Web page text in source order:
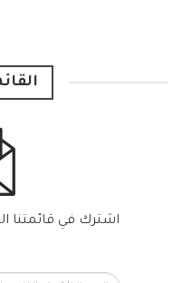
اشترك في قائمتنا